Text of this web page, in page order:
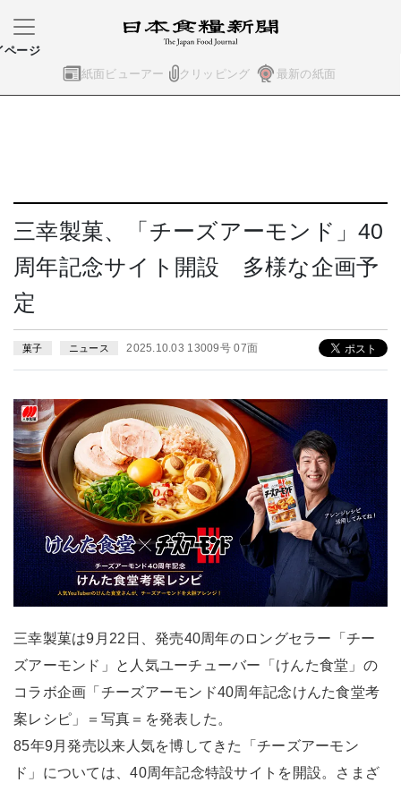
紙面ビューアー クリッピング 最新の紙面
ページ
三幸製菓、「チーズアーモンド」40
周年記念サイト開設 多様な企画予
定
菓子 ニュース 2025.10.03 13009号 07面
三幸製菓は9月22日、発売40周年のロングセラー「チー
ズアーモンド」と人気ユーチューバー「けんた食堂」の
コラボ企画「チーズアーモンド40周年記念けんた食堂考
案レシピ」＝写真＝を発表した。
85年9月発売以来人気を博してきた「チーズアーモン
ド」については、40周年記念特設サイトを開設。さまざ